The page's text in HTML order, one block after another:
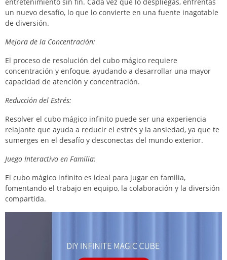
un nuevo desafío, lo que lo convierte en una fuente inagotable
de diversión.
Mejora de la Concentración:
El proceso de resolución del cubo mágico requiere
concentración y enfoque, ayudando a desarrollar una mayor
capacidad de atención y concentración.
Reducción del Estrés:
Resolver el cubo mágico infinito puede ser una experiencia
relajante que ayuda a reducir el estrés y la ansiedad, ya que te
sumerges en el desafío y desconectas del mundo exterior.
Juego Interactivo en Familia:
El cubo mágico infinito es ideal para jugar en familia,
fomentando el trabajo en equipo, la colaboración y la diversión
compartida.